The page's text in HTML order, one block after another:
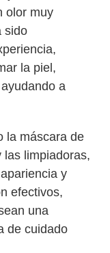
olor muy
sido
la piel,
a
la máscara de
las limpiadoras,
y
efectivos,
una
de cuidado